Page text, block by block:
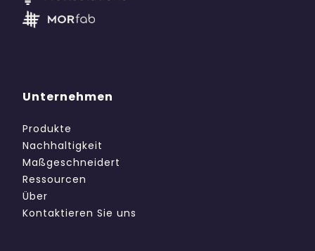
Unternehmen
Produkte
Nachhaltigkeit
Maßgeschneidert
Ressourcen
Über
Kontaktieren Sie uns